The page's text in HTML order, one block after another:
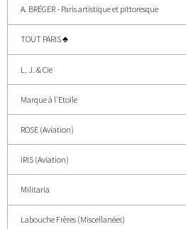
A. BRÉGER - Paris artistique et pittoresque
TOUT PARIS ♣
L. J. & Cie
Marque à l'Etoile
ROSE (Aviation)
IRIS (Aviation)
Militaria
Labouche Frères (Miscellanées)